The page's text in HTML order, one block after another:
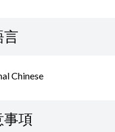
言
Chinese
項